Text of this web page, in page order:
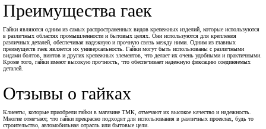
Преимущества гаек
Гайки являются одним из самых распространенных видов крепежных изделий, которые используются
в различных областях промышленности и бытовых целях. Они используются для крепления
различных деталей, обеспечивая надежную и прочную связь между ними. Одним из главных
преимуществ гаек является их универсальность. Гайки могут быть использованы с различными
видами болтов, винтов и других крепежных элементов, что делает их очень удобными и практичными.
Кроме того, гайки имеют высокую прочность, что обеспечивает надежную фиксацию соединяемых
деталей.
Отзывы о гайках
Клиенты, которые приобрели гайки в магазине ТМК, отмечают их высокое качество и надежность.
Многие отмечают, что гайки прекрасно подходят для использования в различных проектах, будь то
строительство, автомобильная отрасль или бытовые цели.